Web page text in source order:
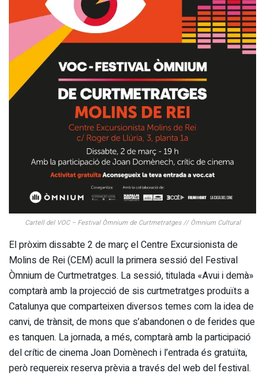
Cartell del VOC – Festival Òmnium de Curtmetratges // Òmnium Cultural
El pròxim dissabte 2 de març el Centre Excursionista de
Molins de Rei (CEM) acull la primera sessió del Festival
Òmnium de Curtmetratges. La sessió, titulada «Avui i demà»
comptarà amb la projecció de sis curtmetratges produïts a
Catalunya que comparteixen diversos temes com la idea de
canvi, de trànsit, de mons que s’abandonen o de ferides que
es tanquen. La jornada, a més, comptarà amb la participació
del crític de cinema Joan Domènech i l’entrada és gratuïta,
però requereix reserva prèvia a través del web del festival.